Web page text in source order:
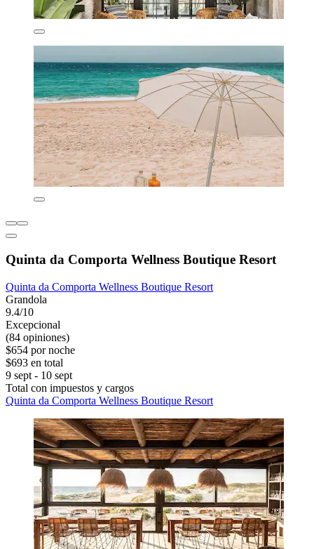
Quinta da Comporta Wellness Boutique Resort
Quinta da Comporta Wellness Boutique Resort
Grandola
9.4/10
Excepcional
(84 opiniones)
$654 por noche
$693 en total
9 sept - 10 sept
Total con impuestos y cargos
Quinta da Comporta Wellness Boutique Resort